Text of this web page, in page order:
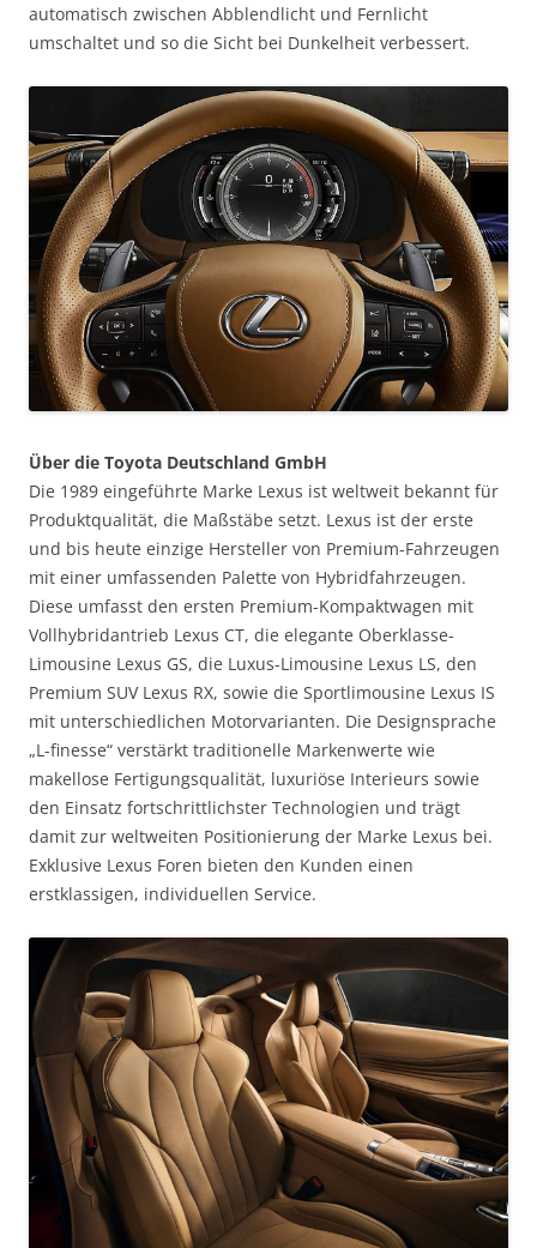
automatisch zwischen Abblendlicht und Fernlicht
umschaltet und so die Sicht bei Dunkelheit verbessert.
Über die Toyota Deutschland GmbH
Die 1989 eingeführte Marke Lexus ist weltweit bekannt für
Produktqualität, die Maßstäbe setzt. Lexus ist der erste
und bis heute einzige Hersteller von Premium-Fahrzeugen
mit einer umfassenden Palette von Hybridfahrzeugen.
Diese umfasst den ersten Premium-Kompaktwagen mit
Vollhybridantrieb Lexus CT, die elegante Oberklasse-
Limousine Lexus GS, die Luxus-Limousine Lexus LS, den
Premium SUV Lexus RX, sowie die Sportlimousine Lexus IS
mit unterschiedlichen Motorvarianten. Die Designsprache
„L-finesse“ verstärkt traditionelle Markenwerte wie
makellose Fertigungsqualität, luxuriöse Interieurs sowie
den Einsatz fortschrittlichster Technologien und trägt
damit zur weltweiten Positionierung der Marke Lexus bei.
Exklusive Lexus Foren bieten den Kunden einen
erstklassigen, individuellen Service.